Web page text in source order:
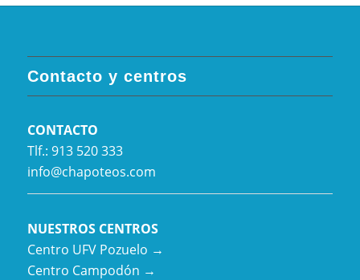
Contacto y centros
CONTACTO
Tlf.: 913 520 333
info@chapoteos.com
NUESTROS CENTROS
Centro UFV Pozuelo →
Centro Campodón →